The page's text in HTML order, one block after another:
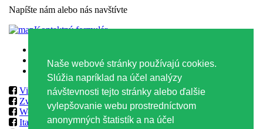
Naše webové stránky používajú cookies.
Slúžia napríklad na účel analýzy
návštevnosti tejto stránky alebo ďalšie
vylepšovanie webu prostredníctvom
anonymných štatistík a na účel
Napíšte nám alebo nás navštívte
Kontaktný formulár
Zásady používania súborov Cookies
Vilmos
Zwack
World Class & Reserve Brands Club
ItalmarketSlovakia